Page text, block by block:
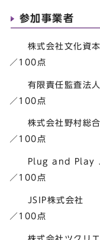
参加事業者
株式会社文
／100点
有限責任監査
／100点
株式会社野
／100点
Plug and Play
／100点
JSIP株式
／100点